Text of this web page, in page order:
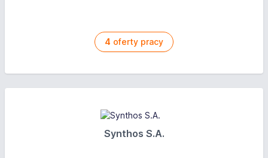
4 oferty pracy
Synthos S.A.